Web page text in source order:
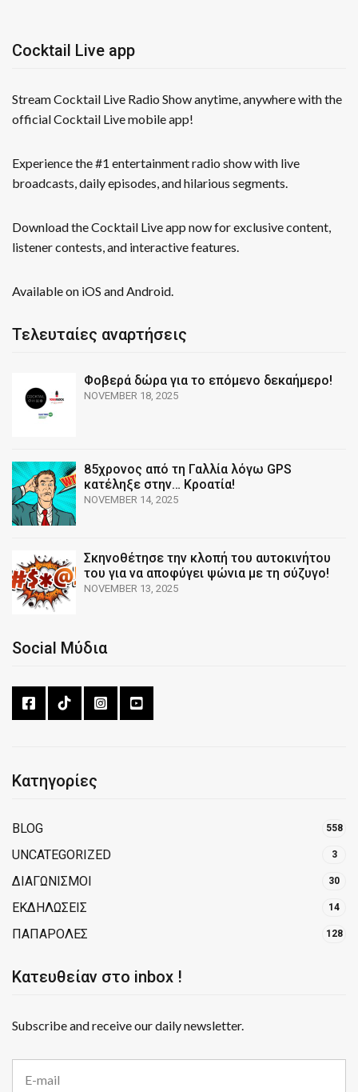
Cocktail Live app
Stream Cocktail Live Radio Show anytime, anywhere with the
official Cocktail Live mobile app!
Experience the #1 entertainment radio show with live
broadcasts, daily episodes, and hilarious segments.
Download the Cocktail Live app now for exclusive content,
listener contests, and interactive features.
Available on iOS and Android.
Τελευταίες αναρτήσεις
Φοβερά δώρα για το επόμενο δεκαήμερο!
NOVEMBER 18, 2025
85χρονος από τη Γαλλία λόγω GPS
κατέληξε στην… Κροατία!
NOVEMBER 14, 2025
Σκηνοθέτησε την κλοπή του αυτοκινήτου
του για να αποφύγει ψώνια με τη σύζυγο!
NOVEMBER 13, 2025
Social Μύδια
Κατηγορίες
BLOG 558
UNCATEGORIZED 3
ΔΙΑΓΩΝΙΣΜΟΙ 30
ΕΚΔΗΛΩΣΕΙΣ 14
ΠΑΠΑΡΟΛΕΣ 128
Κατευθείαν στο inbox !
Subscribe and receive our daily newsletter.